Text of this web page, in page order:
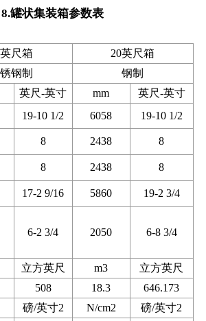
8.罐状集装箱参数表
尺箱
20英尺箱
钢制
钢制
英尺-英寸 mm
英尺-英寸
19-10 1/2 6058 19-10 1/2
8 2438 8
8 2438
8
17-2 9/16 5860 19-2 3/4
6-2 3/4 2050 6-8 3/4
立方英尺 m3
立方英尺
508 18.3
646.173
磅/英寸2 N/cm2
磅/英寸2